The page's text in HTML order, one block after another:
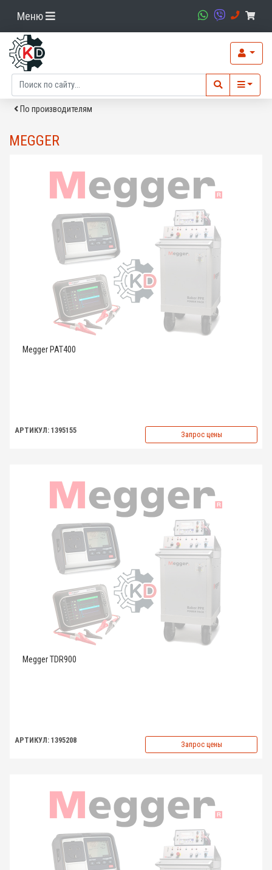
Меню
По производителям
MEGGER
Megger PAT400
АРТИКУЛ: 1395155 Запрос цены
Megger TDR900
АРТИКУЛ: 1395208 Запрос цены